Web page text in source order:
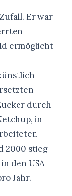
Er war
ermöglicht
durch
in
2000 stieg
den USA
Jahr.